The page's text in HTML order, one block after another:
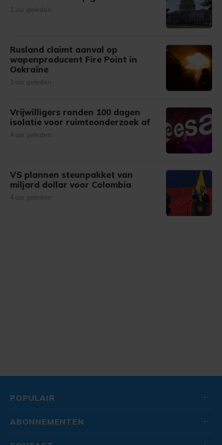
1 uur geleden
Rusland claimt aanval op
wapenproducent Fire Point in
Oekraïne
1 uur geleden
Vrijwilligers ronden 100 dagen
isolatie voor ruimteonderzoek af
4 uur geleden
VS plannen steunpakket van
miljard dollar voor Colombia
4 uur geleden
POPULAIR
ABONNEMENTEN